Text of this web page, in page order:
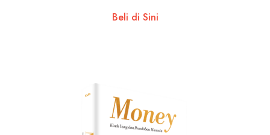
Beli di Sini